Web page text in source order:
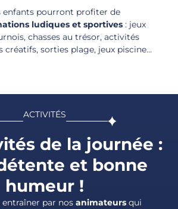
enfants pourront profiter de
ludiques et sportives : jeux
chasses au trésor, activités
créatifs, sorties plage, jeux piscine…
ACTIVITÉS
de la journée :
et bonne
humeur !
entraîner par nos animateursqui